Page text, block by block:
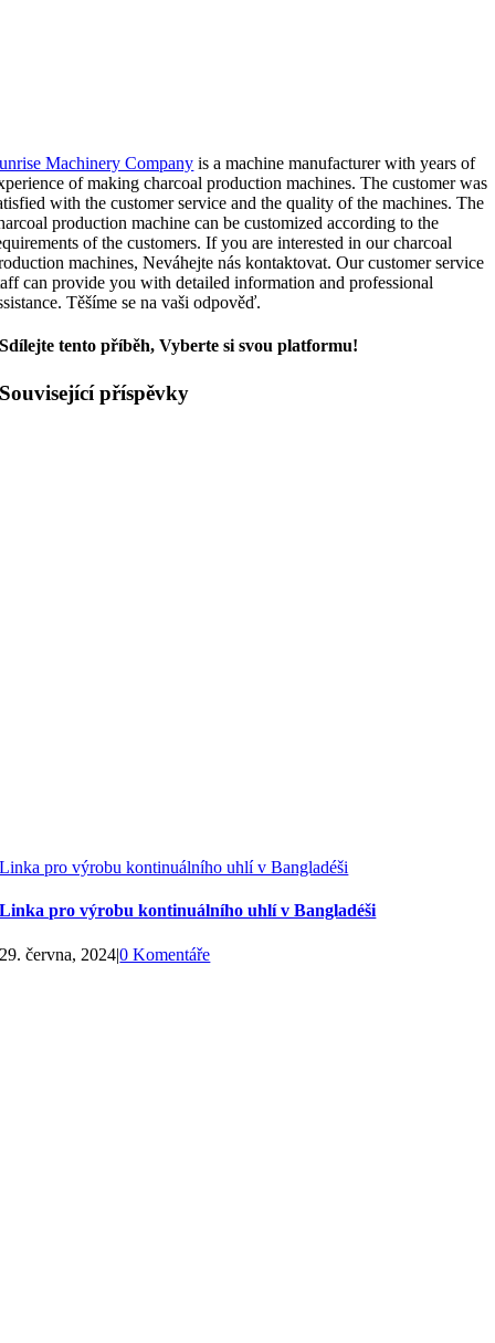
Machinery Company is a machine manufacturer with years of
of making charcoal production machines.The customer was
with the customer service and the quality of the machines.The
production machine can be customized according to the
of the customers.If you are interested in our charcoal
machines, Neváhejte nás kontaktovat.Our customer service
can provide you with detailed information and professional
. Těšíme se na vaši odpověď.
Sdílejte tento příběh, Vyberte si svou platformu!
Související příspěvky
Linka pro výrobu kontinuálního uhlí v Bangladéši
Linka pro výrobu kontinuálního uhlí v Bangladéši
29. června, 2024|0 Komentáře